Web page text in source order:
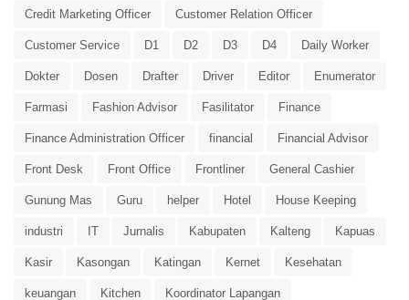
Credit Marketing Officer Customer Relation Officer
Customer Service D1 D2 D3 D4 Daily Worker
Dokter Dosen Drafter Driver Editor Enumerator
Farmasi Fashion Advisor Fasilitator Finance
Finance Administration Officer financial Financial Advisor
Front Desk Front Office Frontliner General Cashier
Gunung Mas Guru helper Hotel House Keeping
industri IT Jurnalis Kabupaten Kalteng Kapuas
Kasir Kasongan Katingan Kernet Kesehatan
keuangan Kitchen Koordinator Lapangan